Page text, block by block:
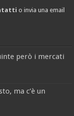
o invia una email
però i mercati
ma c’è un